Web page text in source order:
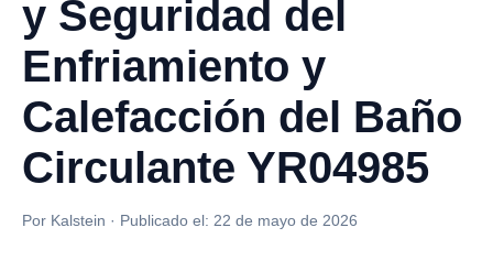
y Seguridad del
Enfriamiento y
Calefacción del Baño
Circulante YR04985
Por Kalstein · Publicado el: 22 de mayo de 2026